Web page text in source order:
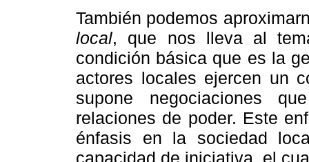
También podemos
local, que nos lleva al
condición básica que es la
actores locales ejercen un
supone negociaciones
relaciones de poder. Este
énfasis en la sociedad